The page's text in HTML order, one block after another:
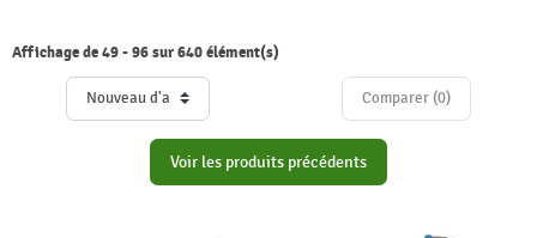
Affichage de 49 - 96 sur 640 élément(s)
Comparer (0)‎
Voir les produits précédents